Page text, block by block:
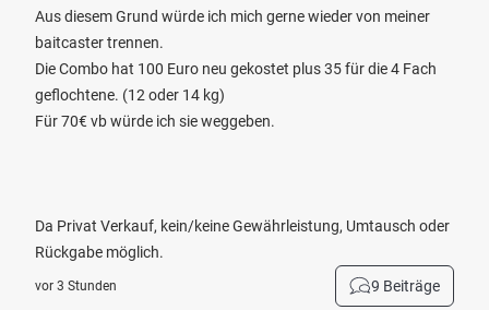
Aus diesem Grund würde ich mich gerne wieder von meiner
baitcaster trennen.
Die Combo hat 100 Euro neu gekostet plus 35 für die 4 Fach
geflochtene. (12 oder 14 kg)
Für 70€ vb würde ich sie weggeben.
Da Privat Verkauf, kein/keine Gewährleistung, Umtausch oder
Rückgabe möglich.
vor 3 Stunden 9 Beiträge